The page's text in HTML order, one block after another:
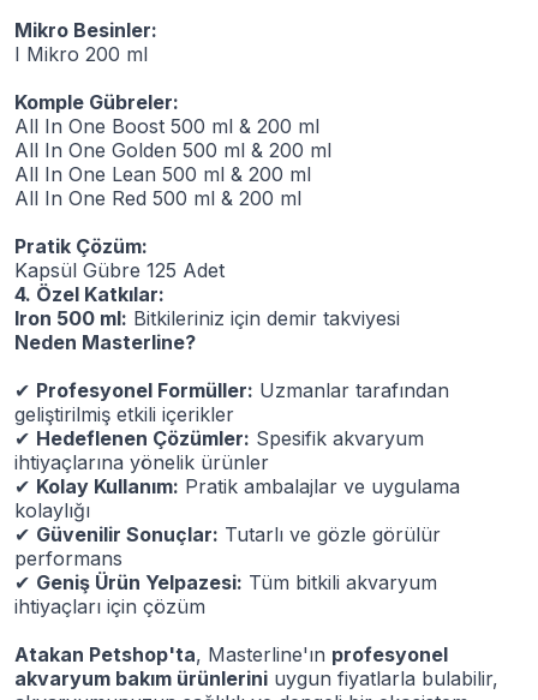
Mikro Besinler:
I Mikro 200 ml
Komple Gübreler:
All In One Boost 500 ml & 200 ml
All In One Golden 500 ml & 200 ml
All In One Lean 500 ml & 200 ml
All In One Red 500 ml & 200 ml
Pratik Çözüm:
Kapsül Gübre 125 Adet
4. Özel Katkılar:
Iron 500 ml: Bitkileriniz için demir takviyesi
Neden Masterline?
✔ Profesyonel Formüller: Uzmanlar tarafından
geliştirilmiş etkili içerikler
✔ Hedeflenen Çözümler: Spesifik akvaryum
ihtiyaçlarına yönelik ürünler
✔ Kolay Kullanım: Pratik ambalajlar ve uygulama
kolaylığı
✔ Güvenilir Sonuçlar: Tutarlı ve gözle görülür
performans
✔ Geniş Ürün Yelpazesi: Tüm bitkili akvaryum
ihtiyaçları için çözüm
Atakan Petshop'ta, Masterline'ın profesyonel
akvaryum bakım ürünlerini uygun fiyatlarla bulabilir,